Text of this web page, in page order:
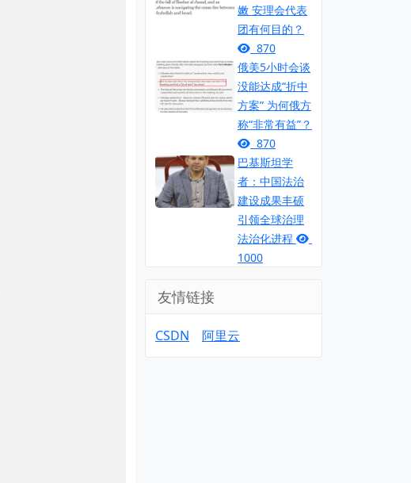
嫩 安理会代表
团有何目的？
870
俄美5小时会谈
没能达成“折中
方案” 为何俄方
称“非常有益”？
870
巴基斯坦学
者：中国法治
建设成果丰硕
引领全球治理
法治化进程
1000
友情链接
CSDN 阿里云